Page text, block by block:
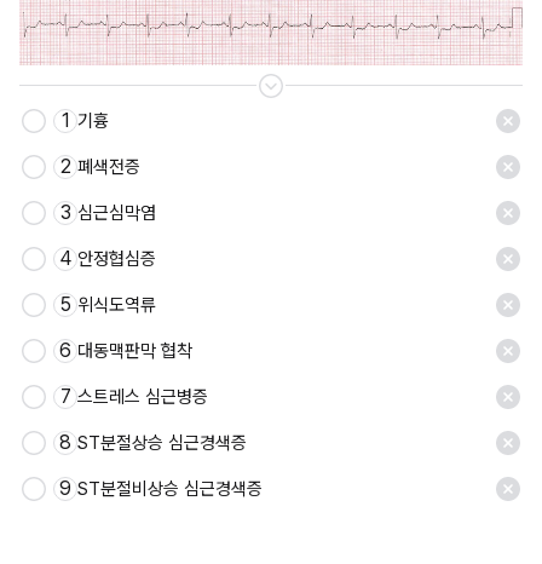
1 기흉
2 폐색전증
3 심근심막염
4 안정협심증
5 위식도역류
6 대동맥판막 협착
7 스트레스 심근병증
8 ST분절상승 심근경색증
9 ST분절비상승 심근경색증